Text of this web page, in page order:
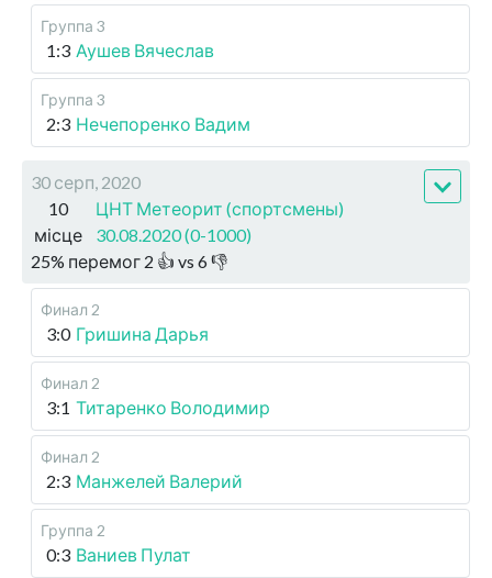
Группа 3
1:3 Аушев Вячеслав
Группа 3
2:3 Нечепоренко Вадим
30 серп, 2020
10
місце
ЦНТ Метеорит (спортсмены)
30.08.2020 (0-1000)
25% перемог 2 👍 vs 6👎
Финал 2
3:0 Гришина Дарья
Финал 2
3:1 Титаренко Володимир
Финал 2
2:3 Манжелей Валерий
Группа 2
0:3 Ваниев Пулат